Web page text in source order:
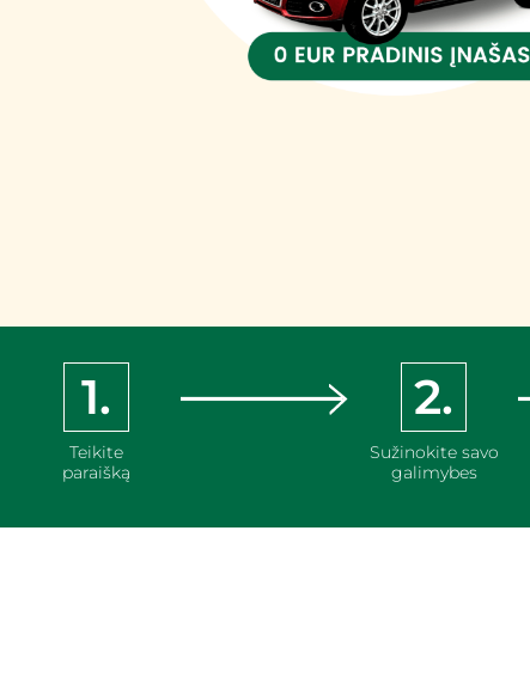
1.
Teikite
paraišką
2.
Sužinokite savo
galimybes